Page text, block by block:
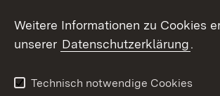
Weitere Informationen zu Cookies
unserer Datenschutzerklärung.
Technisch notwendige Cookies